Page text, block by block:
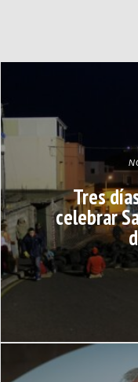
Tres
celebrar